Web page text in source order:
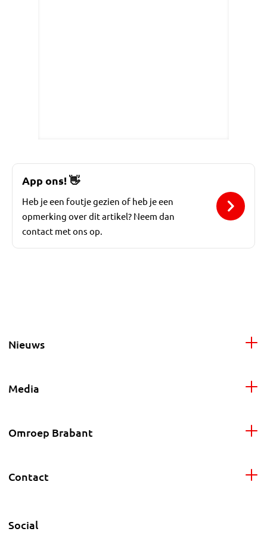
App ons!👋
Heb je een foutje gezien of heb je een
opmerking over dit artikel? Neem dan
contact met ons op.
Nieuws
Media
Omroep Brabant
Contact
Social